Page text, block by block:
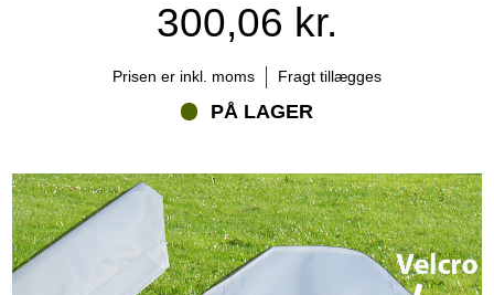
300,06 kr.
Prisen er inkl. moms Fragt tillægges
PÅ LAGER